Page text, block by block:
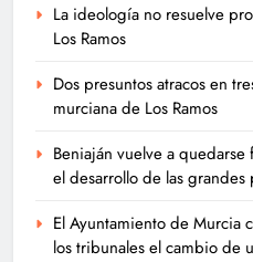
La ideología no resuelve
Los Ramos
Dos presuntos atracos en
murciana de Los Ramos
Beniaján vuelve a
el desarrollo de las grandes
El Ayuntamiento de Murcia
los tribunales el cambio de